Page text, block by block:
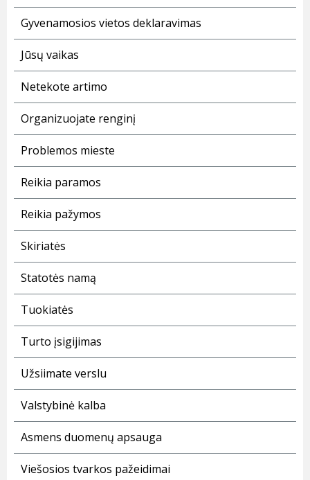
Gyvenamosios vietos deklaravimas
Jūsų vaikas
Netekote artimo
Organizuojate renginį
Problemos mieste
Reikia paramos
Reikia pažymos
Skiriatės
Statotės namą
Tuokiatės
Turto įsigijimas
Užsiimate verslu
Valstybinė kalba
Asmens duomenų apsauga
Viešosios tvarkos pažeidimai